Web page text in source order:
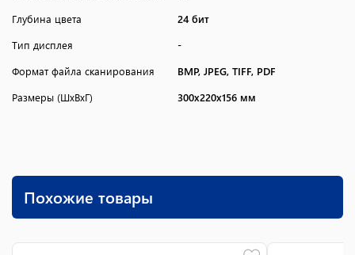
Глубина цвета
24 бит
Тип дисплея
-
Формат файла сканирования
BMP, JPEG, TIFF, PDF
Размеры (ШxВxГ)
300x220x156 мм
Похожие товары